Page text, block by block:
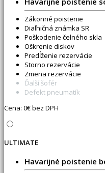
Zákonné poistenie
Diaľničná známka SR
Poškodenie čelného skla
Oškrenie diskov
Predĺženie rezervácie
Storno rezervácie
Zmena rezervácie
Ďalší šofér
Defekt pneumatík
Cena: 0€ bez DPH
ULTIMATE
Havarijné poistenie